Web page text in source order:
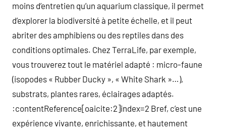
moins d’entretien qu’un aquarium classique, il permet
d’explorer la biodiversité à petite échelle, et il peut
abriter des amphibiens ou des reptiles dans des
conditions optimales. Chez TerraLife, par exemple,
vous trouverez tout le matériel adapté : micro-faune
(isopodes « Rubber Ducky », « White Shark »…),
substrats, plantes rares, éclairages adaptés.
:contentReference[oaicite:2]index=2 Bref, c’est une
expérience vivante, enrichissante, et hautement